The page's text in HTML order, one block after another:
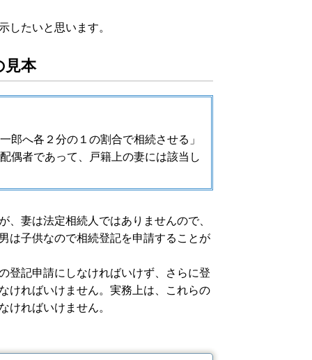
したいと思います。
見本
郎へ各２分の１の割合で相続させる」
偶者であって、戸籍上の妻には該当し
妻は法定相続人ではありませんので、
は子供なので相続登記を申請することが
登記申請にしなければいけず、さらに登
ければいけません。実務上は、これらの
ければいけません。